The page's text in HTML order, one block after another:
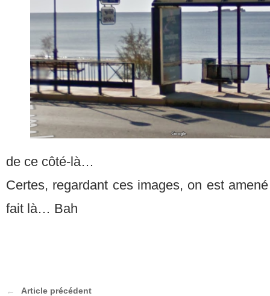
de ce côté-là…
Certes, regardant ces images, on est
fait là… Bah
Article précédent